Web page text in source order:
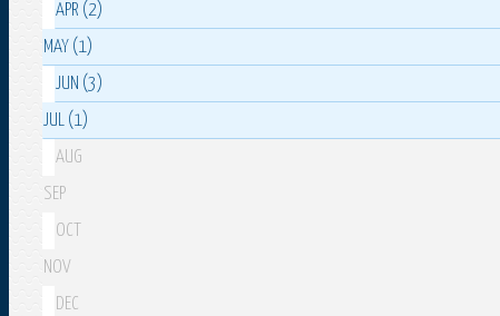
APR (2)
MAY (1)
JUN (3)
JUL (1)
AUG
SEP
OCT
NOV
DEC